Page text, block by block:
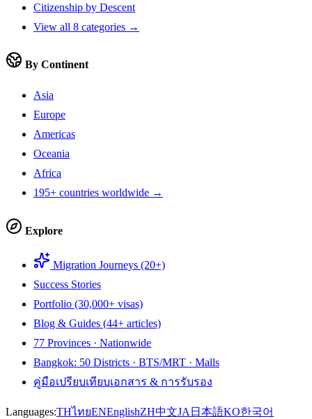
Citizenship by Descent
View all 8 categories →
By Continent
Asia
Europe
Americas
Oceania
Africa
195+ countries worldwide →
Explore
Migration Journeys (20+)
Success Stories
Portfolio (30,000+ visas)
Blog & Guides (44+ articles)
77 Provinces · Nationwide
Bangkok: 50 Districts · BTS/MRT · Malls
คู่มือเปรียบเทียบเอกสาร & การรับรอง
Languages:THไทยENEnglishZH中文JA 日本語KO한국어